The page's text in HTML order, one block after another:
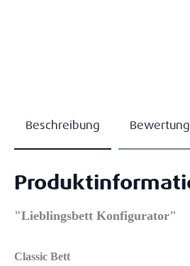
Beschreibung
"Lieblingsbett Konfigurator"
Classic Bett